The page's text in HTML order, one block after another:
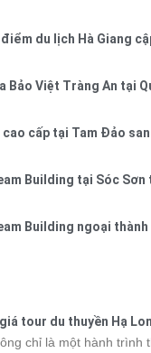
du lịch Hà Giang
Bảo Việt Tràng An tại
cấp tại Tam Đảo
Building tại Sóc Sơn
Building ngoại thành
tour du thuyền Hạ
chỉ là một hành trình